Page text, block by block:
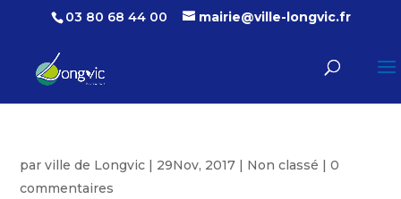
03 80 68 44 00 mairie@ville-longvic.fr
parville de Longvic | 29Nov, 2017 | Non classé |0
commentaires